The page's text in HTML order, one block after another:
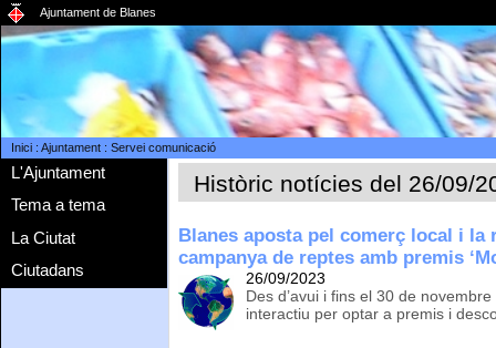
Ajuntament de Blanes
Inici: Ajuntament: Servei comunicació
L'Ajuntament
Tema a tema
La Ciutat
Ciutadans
Històric notícies del 26/09/
Blanes aposta pel comerç local i la
campanya de reptes amb premis
26/09/2023
Des d’avui i fins el 30 de
interactiu per optar a premis i